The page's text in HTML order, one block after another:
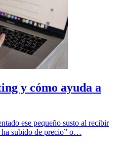
y cómo ayuda a
ese pequeño susto al recibir
ha subido de precio” o…